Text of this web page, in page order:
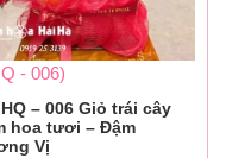
- 006)
– 006 Giỏ trái cây
hoa tươi – Đậm
Vị